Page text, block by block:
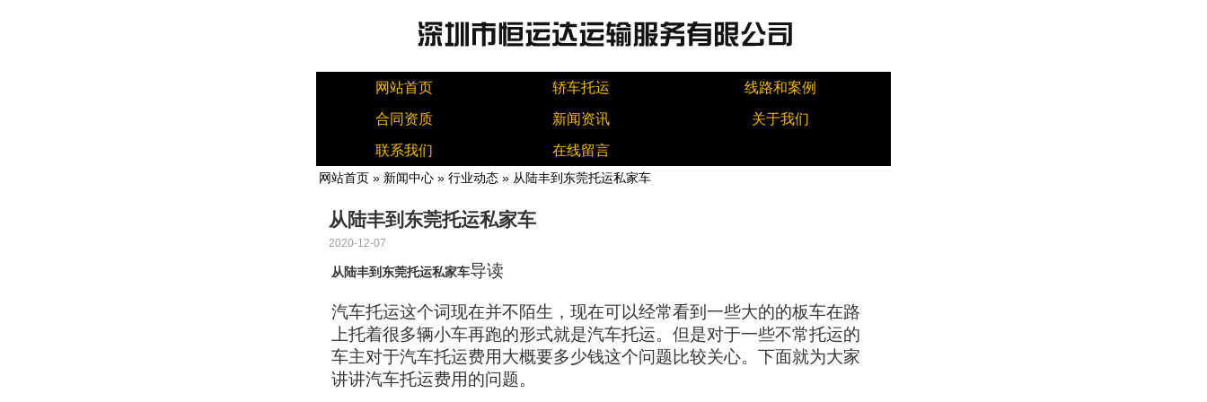
网站首页 轿车托运 线路和案例
合同资质 新闻资讯 关于我们
联系我们 在线留言
网站首页 » 新闻中心 » 行业动态 » 从陆丰到东莞托运私家车
从陆丰到东莞托运私家车
2020-12-07
从陆丰到东莞托运私家车导读
汽车托运这个词现在并不陌生，现在可以经常看到一些大的的板车在路
上托着很多辆小车再跑的形式就是汽车托运。但是对于一些不常托运的
车主对于汽车托运费用大概要多少钱这个问题比较关心。下面就为大家
讲讲汽车托运费用的问题。